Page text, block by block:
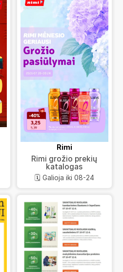
Rimi
Rimi grožio prekių
katalogas
🗓️ Galioja iki 08-24